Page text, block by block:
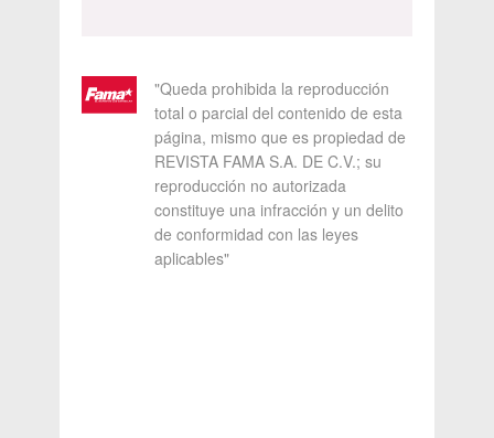
"Queda prohibida la reproducción
total o parcial del contenido de esta
página, mismo que es propiedad de
REVISTA FAMA S.A. DE C.V.; su
reproducción no autorizada
constituye una infracción y un delito
de conformidad con las leyes
aplicables"